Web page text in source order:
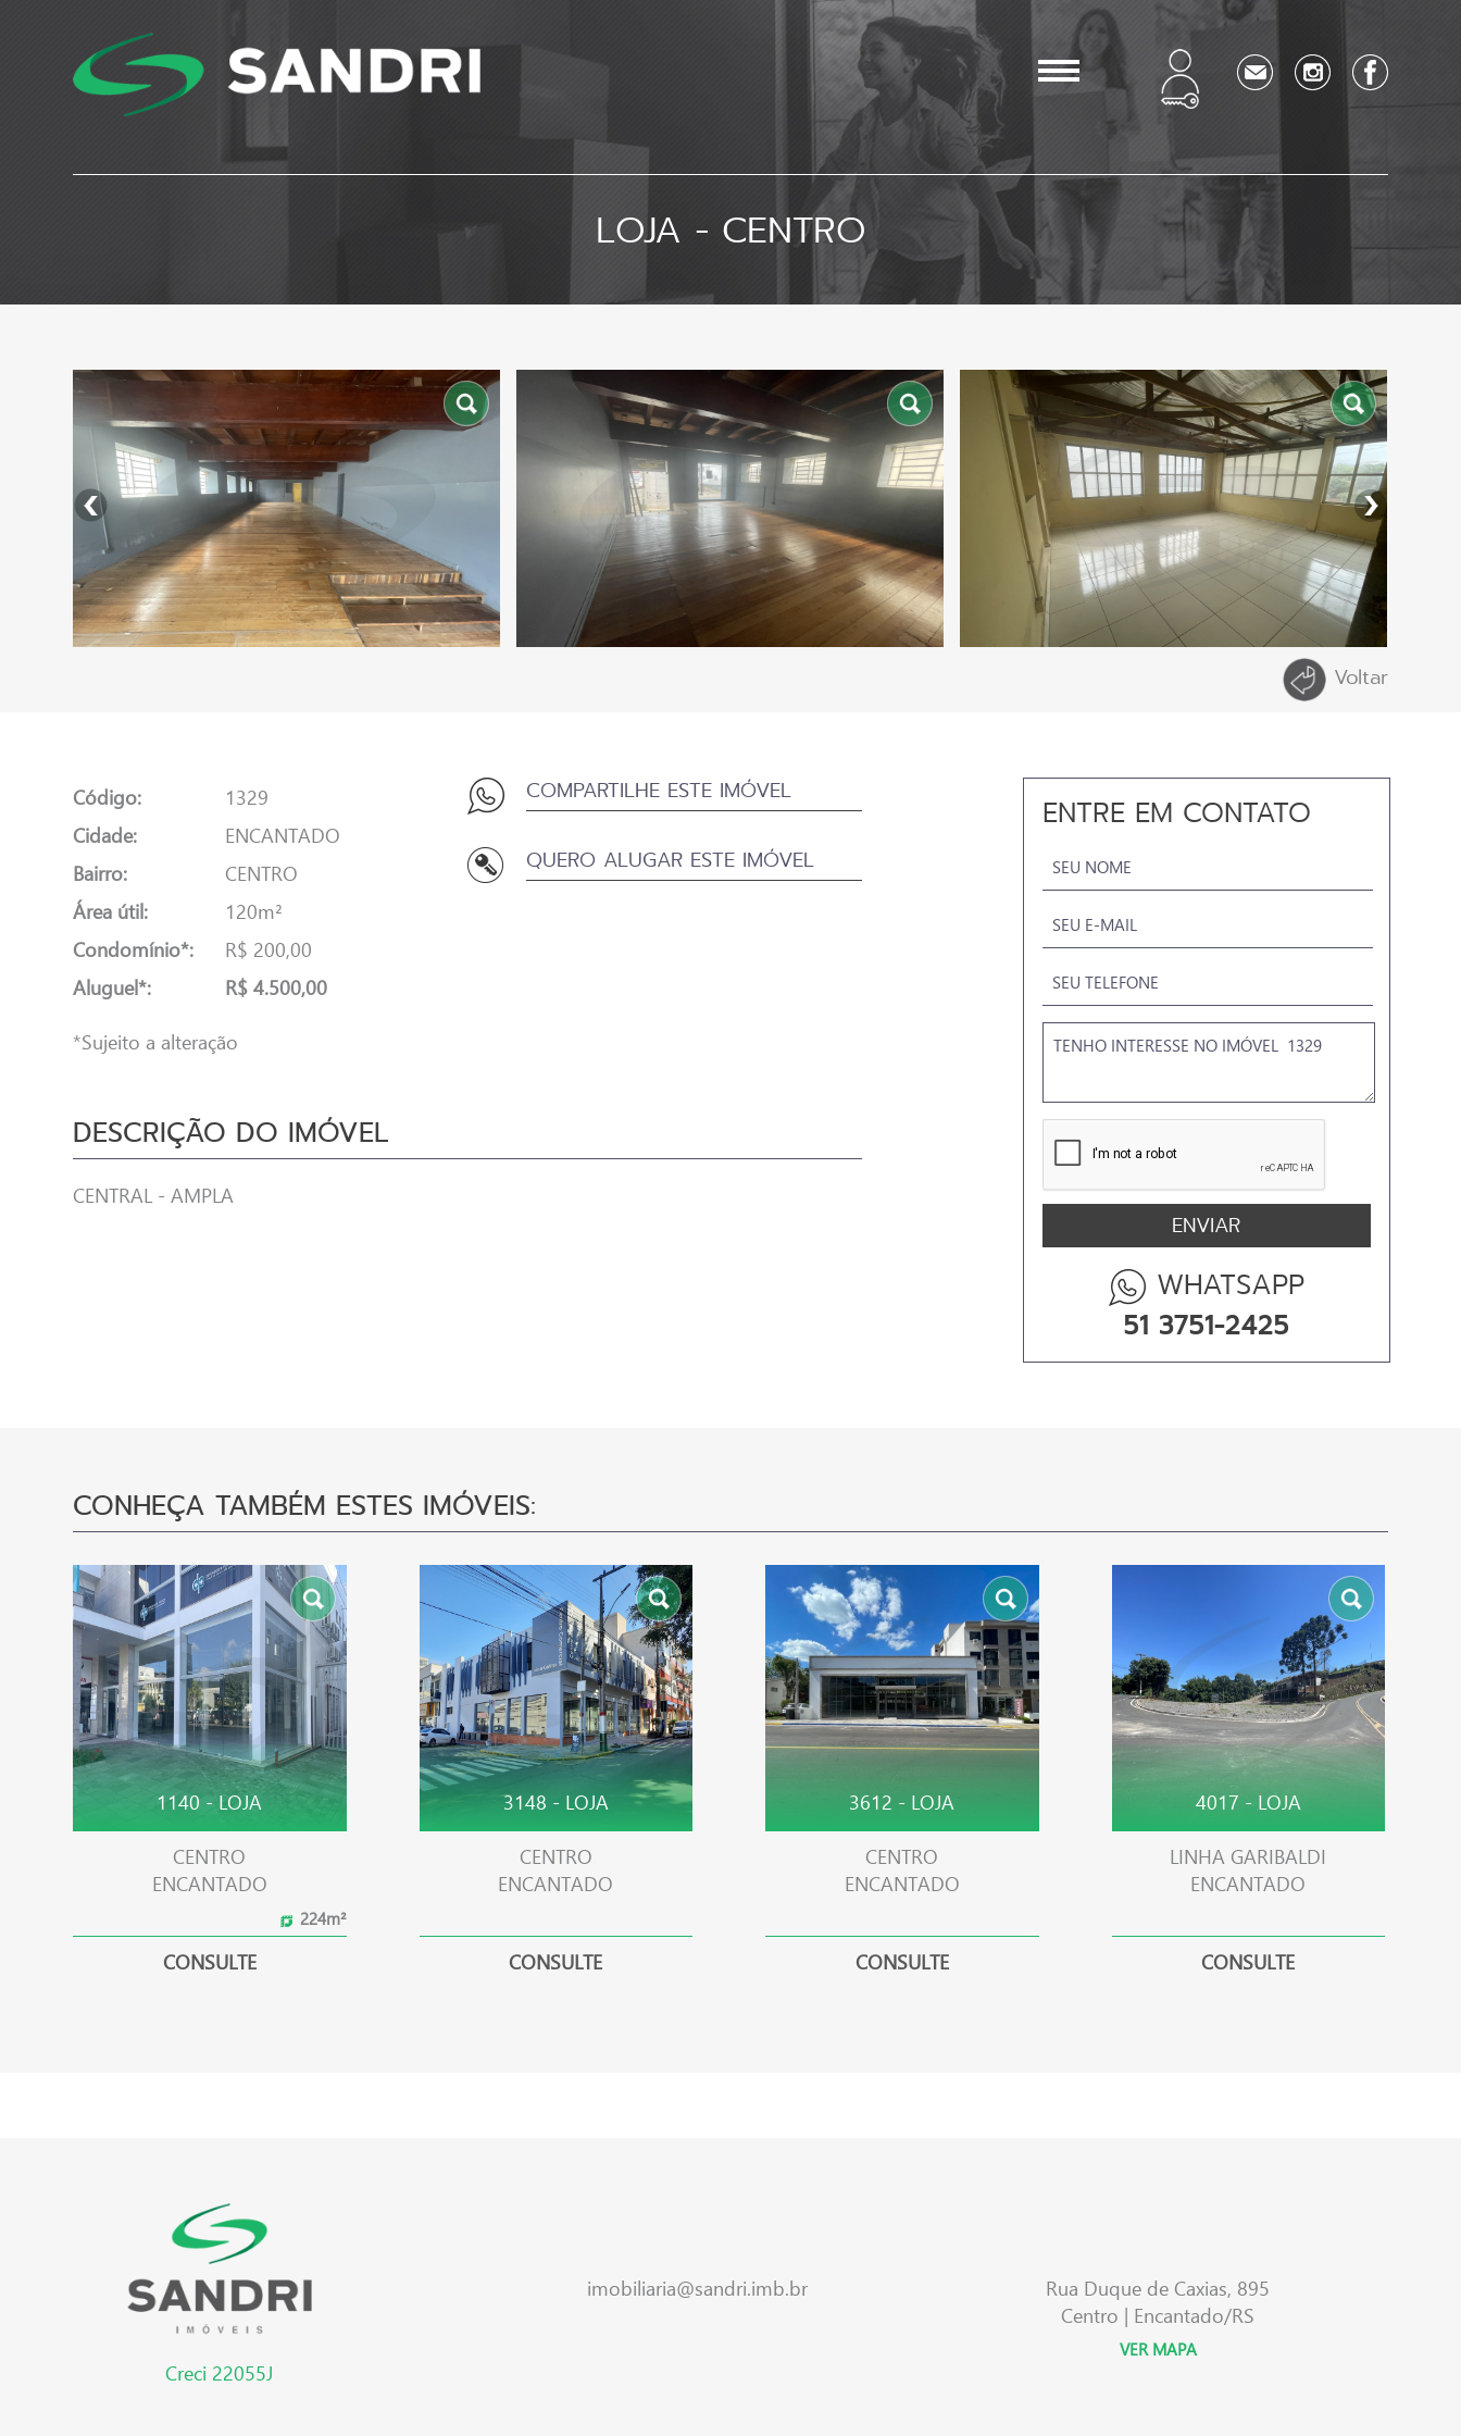
LOJA - CENTRO
Voltar
Código:
1329
Cidade:
ENCANTADO
Bairro:
CENTRO
Área útil:
120m²
Condomínio*:
R$ 200,00
Aluguel*:
R$ 4.500,00
*Sujeito a alteração
COMPARTILHE ESTE IMÓVEL
QUERO ALUGAR ESTE IMÓVEL
DESCRIÇÃO DO IMÓVEL
CENTRAL - AMPLA
ENTRE EM CONTATO
WHATSAPP
51 3751-2425
CONHEÇA TAMBÉM ESTES IMÓVEIS:
1140 - LOJA
CENTRO
ENCANTADO
224m²
CONSULTE
3148 - LOJA
CENTRO
ENCANTADO
CONSULTE
3612 - LOJA
CENTRO
ENCANTADO
CONSULTE
4017 - LOJA
LINHA GARIBALDI
ENCANTADO
CONSULTE
Creci 22055J
imobiliaria@sandri.imb.br
Rua Duque de Caxias, 895
Centro | Encantado/RS
VER MAPA